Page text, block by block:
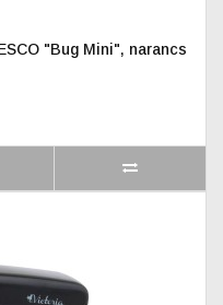
"Bug Mini", narancs